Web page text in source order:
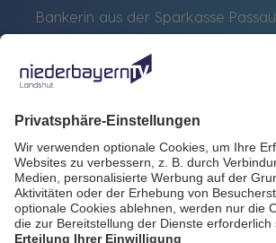
Bankerin aus der Sparkasse Passau
Zurück